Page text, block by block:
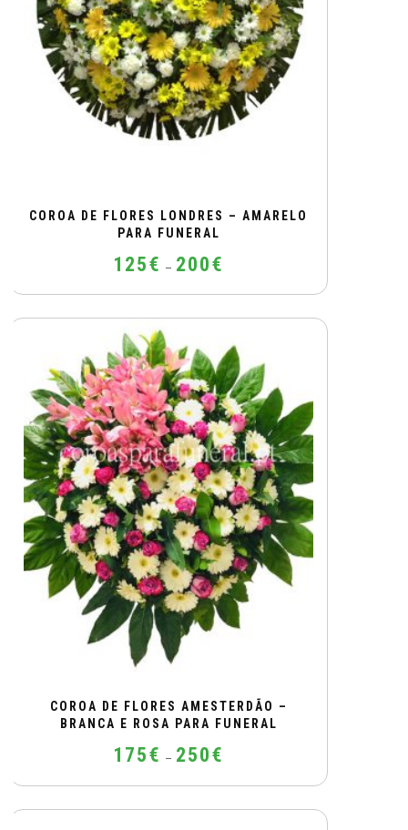
COROA DE FLORES LONDRES – AMARELO
PARA FUNERAL
125€ – 200€
125€
through
200€
has
multiple
variants.
The
options
may
be
chosen
on
the
product
page
COROA DE FLORES AMESTERDÃO –
BRANCA E ROSA PARA FUNERAL
175€ – 250€
175€
through